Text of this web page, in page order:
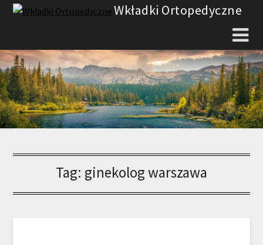
Skip
Wkładki Ortopedyczne
Tag: ginekolog warszawa